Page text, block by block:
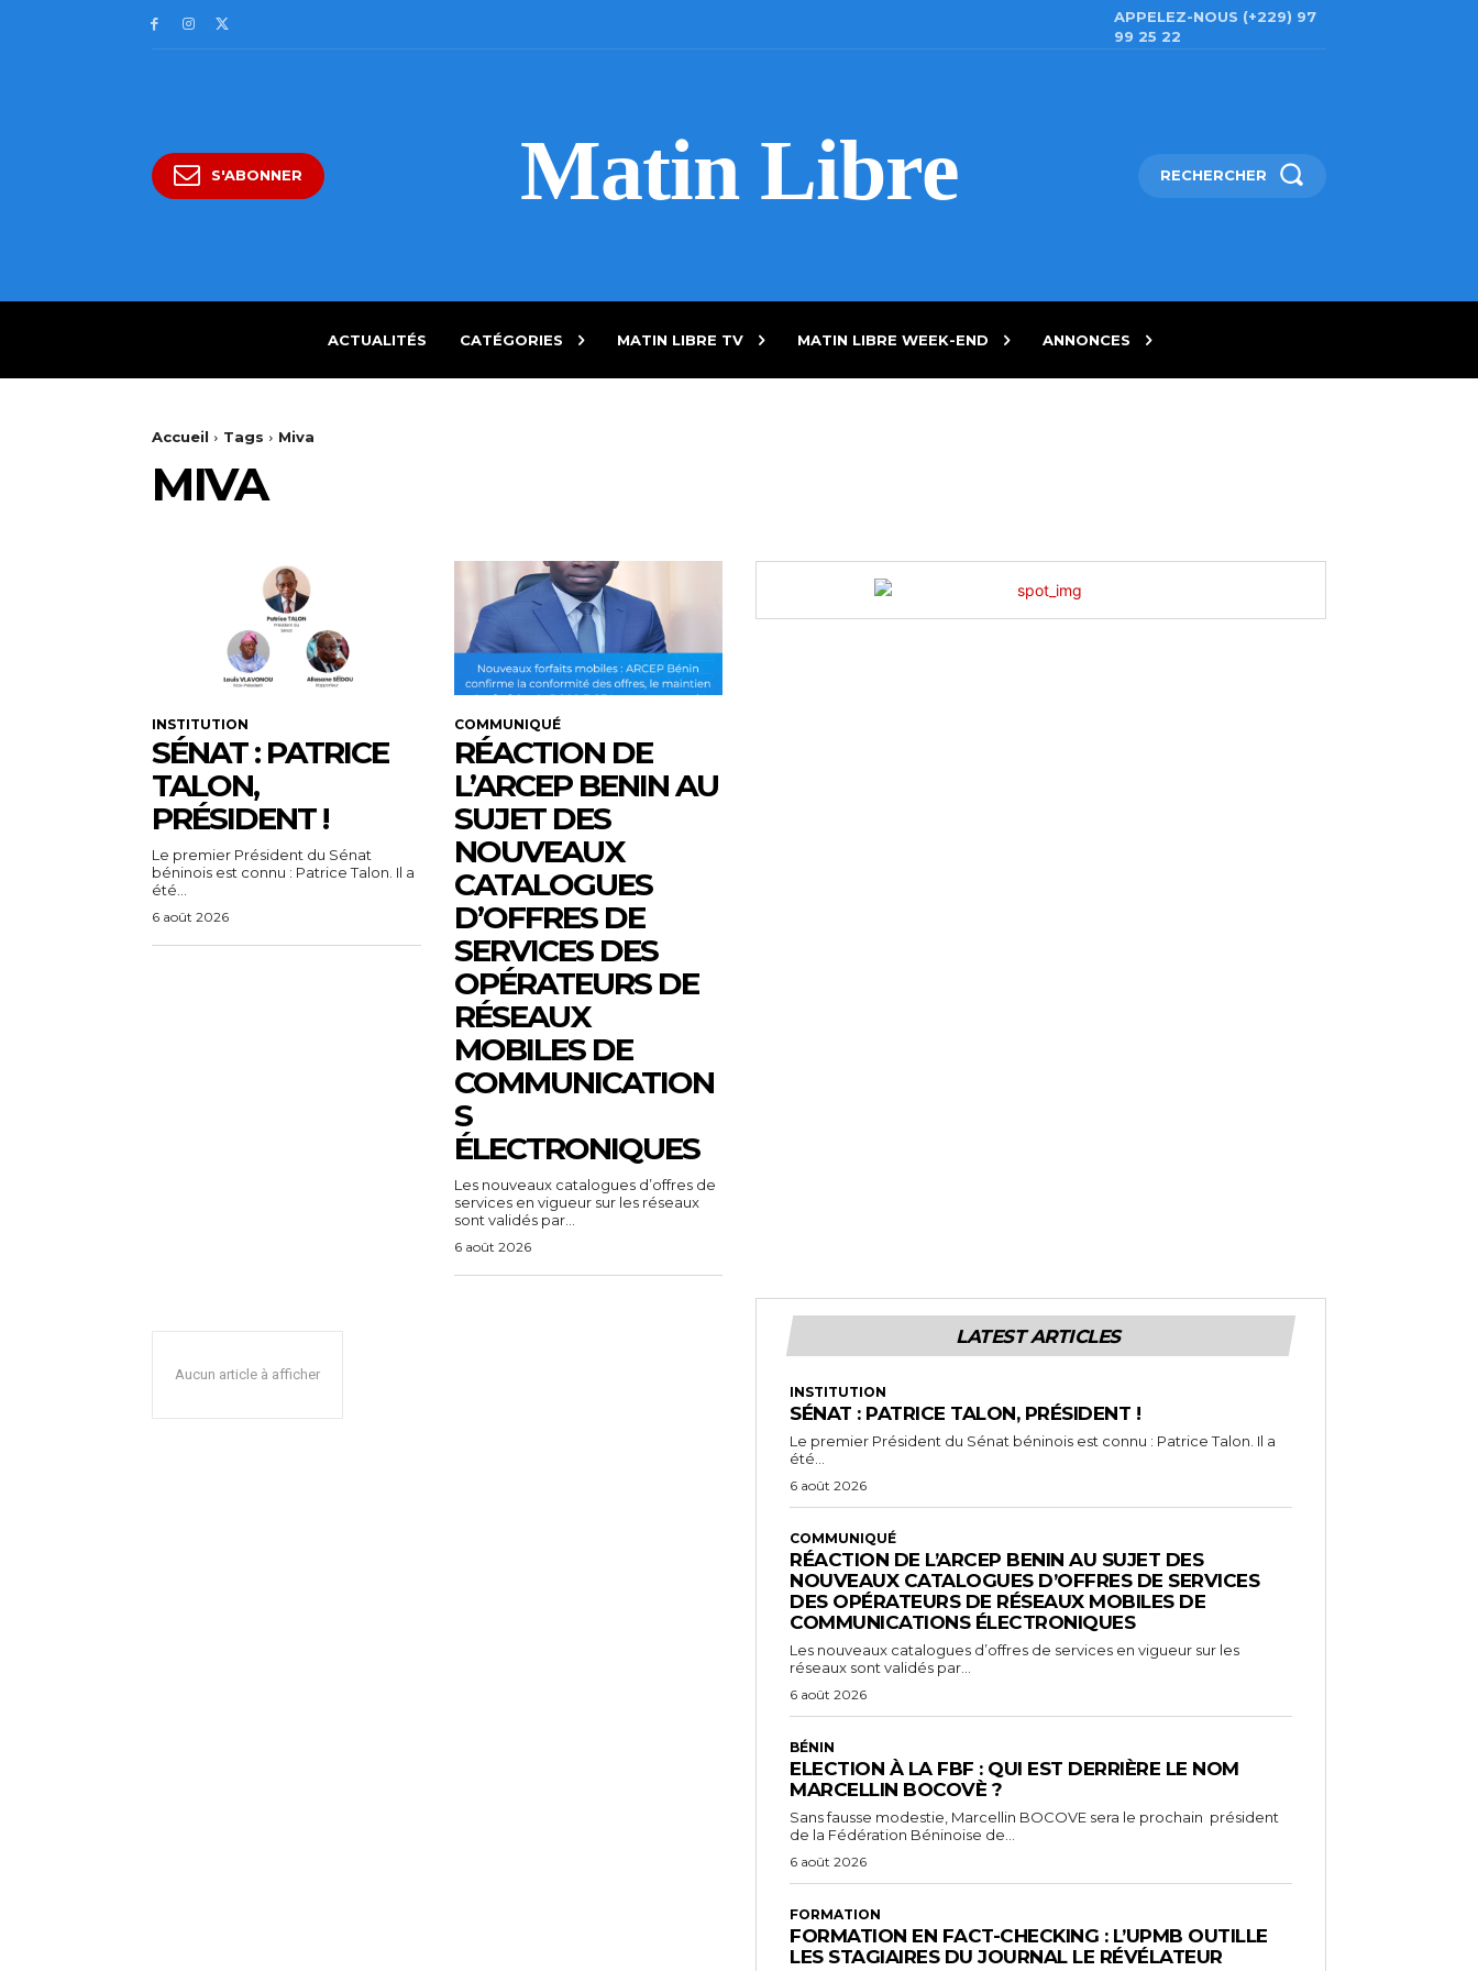
APPELEZ-NOUS (+229) 97
99 25 22
S'ABONNER Matin Libre RECHERCHER
ACTUALITÉS CATÉGORIES MATIN LIBRE TV MATIN LIBRE WEEK-END ANNONCES
Accueil Tags Miva
MIVA
INSTITUTION
SÉNAT : PATRICE
TALON,
PRÉSIDENT !
Le premier Président du Sénat
béninois est connu : Patrice Talon. Il a
été...
6 août 2026
COMMUNIQUÉ
RÉACTION DE
L’ARCEP BENIN AU
SUJET DES
NOUVEAUX
CATALOGUES
D’OFFRES DE
SERVICES DES
OPÉRATEURS DE
RÉSEAUX
MOBILES DE
COMMUNICATION
S
ÉLECTRONIQUES
Les nouveaux catalogues d’offres de
services en vigueur sur les réseaux
sont validés par...
6 août 2026
Aucun article à afficher
LATEST ARTICLES
INSTITUTION
SÉNAT : PATRICE TALON, PRÉSIDENT !
Le premier Président du Sénat béninois est connu : Patrice Talon. Il a
été...
6 août 2026
COMMUNIQUÉ
RÉACTION DE L’ARCEP BENIN AU SUJET DES
NOUVEAUX CATALOGUES D’OFFRES DE SERVICES
DES OPÉRATEURS DE RÉSEAUX MOBILES DE
COMMUNICATIONS ÉLECTRONIQUES
Les nouveaux catalogues d’offres de services en vigueur sur les
réseaux sont validés par...
6 août 2026
BÉNIN
ELECTION À LA FBF : QUI EST DERRIÈRE LE NOM
MARCELLIN BOCOVÈ ?
Sans fausse modestie, Marcellin BOCOVE sera le prochain président
de la Fédération Béninoise de...
6 août 2026
FORMATION
FORMATION EN FACT-CHECKING : L’UPMB OUTILLE
LES STAGIAIRES DU JOURNAL LE RÉVÉLATEUR